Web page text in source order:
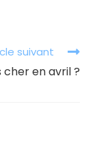
suivant
en avril ?